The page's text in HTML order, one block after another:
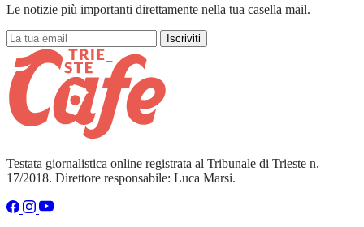
Le notizie più importanti direttamente nella tua casella mail.
Iscriviti
Testata giornalistica online registrata al Tribunale di Trieste n.
17/2018. Direttore responsabile: Luca Marsi.